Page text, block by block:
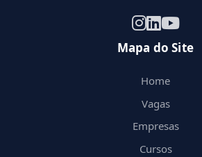
Mapa do Site
Home
Vagas
Empresas
Cursos